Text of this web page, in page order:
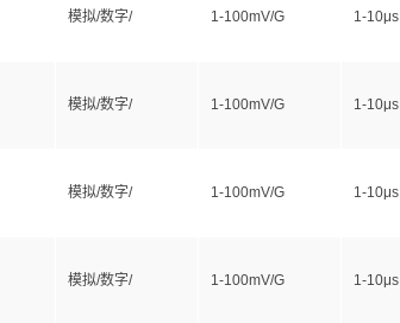
模拟/数字/ 1-100mV/G 1-10μs
模拟/数字/ 1-100mV/G 1-10μs
模拟/数字/ 1-100mV/G 1-10μs
模拟/数字/ 1-100mV/G 1-10μs